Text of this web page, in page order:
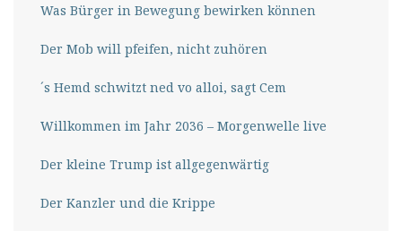
Was Bürger in Bewegung bewirken können
Der Mob will pfeifen, nicht zuhören
´s Hemd schwitzt ned vo alloi, sagt Cem
Willkommen im Jahr 2036 – Morgenwelle live
Der kleine Trump ist allgegenwärtig
Der Kanzler und die Krippe